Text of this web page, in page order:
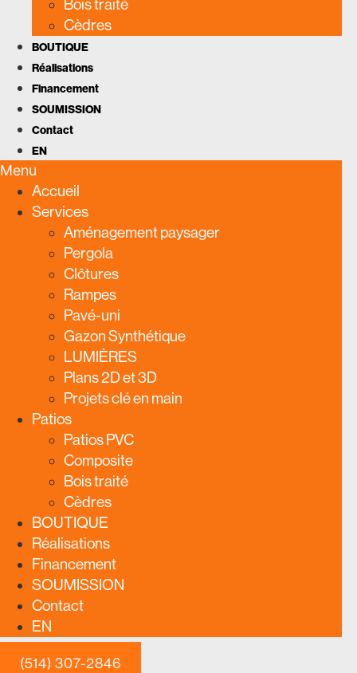
Bois traité
Cèdres
BOUTIQUE
Réalisations
Financement
SOUMISSION
Contact
EN
Menu
Accueil
Services
Aménagement paysager
Pergola
Clôtures
Rampes
Pavé-uni
Gazon Synthétique
LUMIÈRES
Plans 2D et 3D
Projets clé en main
Patios
Patios PVC
Composite
Bois traité
Cèdres
BOUTIQUE
Réalisations
Financement
SOUMISSION
Contact
EN
(514) 307-2846